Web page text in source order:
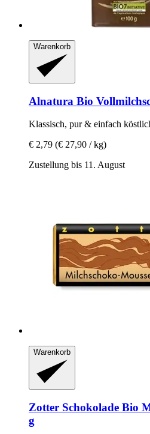
Warenkorb
Alnatura Bio
Klassisch, pur & einfach
€ 2,79 (€ 27,90 / kg)
Zustellung bis 11. August
Warenkorb
Zotter Schokolade Bio
g